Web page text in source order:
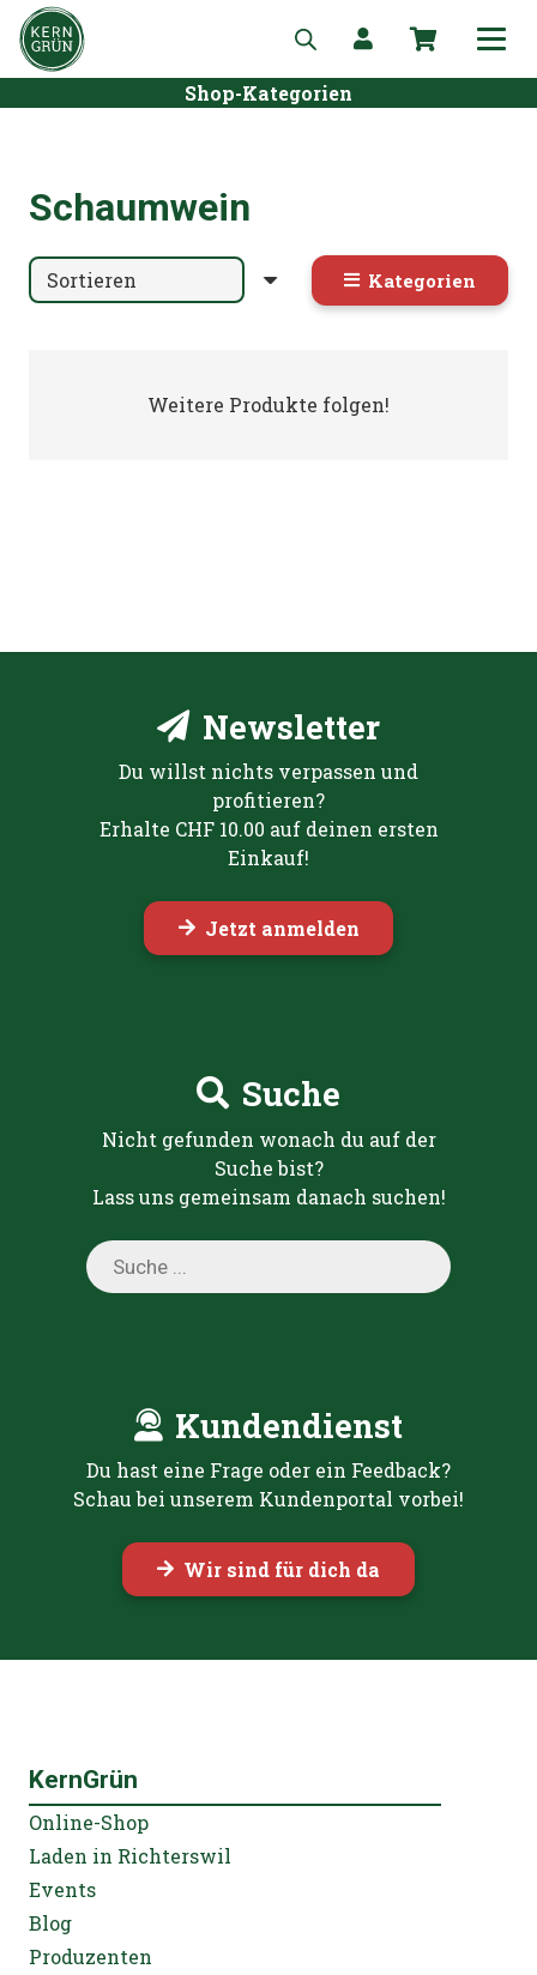
Shop-Kategorien
Schaumwein
Kategorien
Weitere Produkte folgen!
Newsletter
Du willst nichts verpassen und
profitieren?
Erhalte CHF 10.00 auf deinen ersten
Einkauf!
Jetzt anmelden
Suche
Nicht gefunden wonach du auf der
Suche bist?
Lass uns gemeinsam danach suchen!
Products
search
Kundendienst
Du hast eine Frage oder ein Feedback?
Schau bei unserem Kundenportal vorbei!
Wir sind für dich da
KernGrün
Online-Shop
Laden in Richterswil
Events
Blog
Produzenten